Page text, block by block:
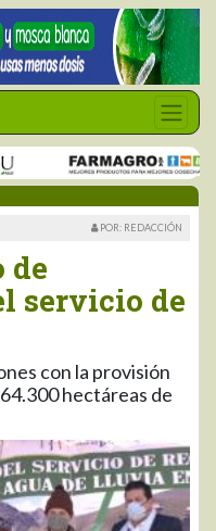
POR: REDACCIÓN
de
servicio de
con la provisión
hectáreas de